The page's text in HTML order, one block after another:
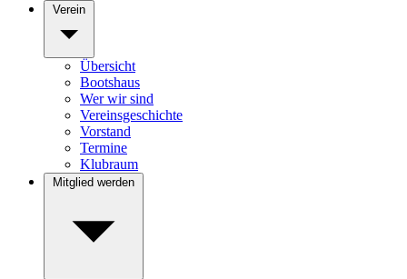
Verein
Übersicht
Bootshaus
Wer wir sind
Vereinsgeschichte
Vorstand
Termine
Klubraum
Mitglied werden